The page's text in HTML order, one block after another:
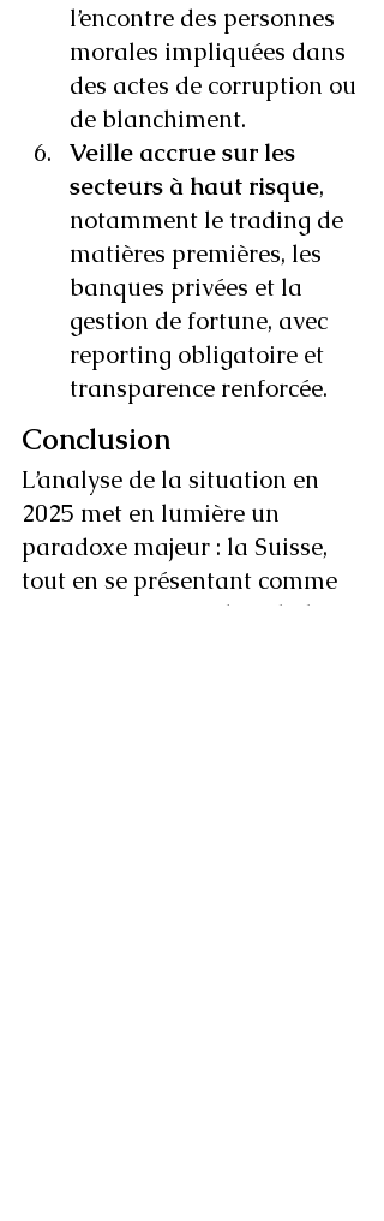
l’encontre des personnes
morales impliquées dans
des actes de corruption ou
de blanchiment.
Veille accrue sur les
secteurs à haut risque,
notamment le trading de
matières premières, les
banques privées et la
gestion de fortune, avec
reporting obligatoire et
transparence renforcée.
Conclusion
L’analyse de la situation en
2025 met en lumière un
paradoxe majeur : la Suisse,
tout en se présentant comme
un acteur sérieux dans la lutte